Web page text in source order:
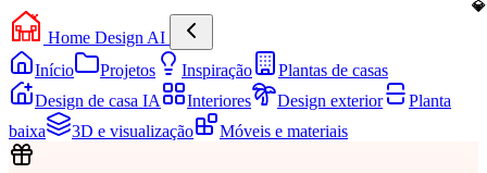
Home Design AI
Início
Projetos Inspiração
Plantas de casas
Design de casa IA
Interiores Design exterior
Planta
baixa
3D e visualização Móveis e materiais